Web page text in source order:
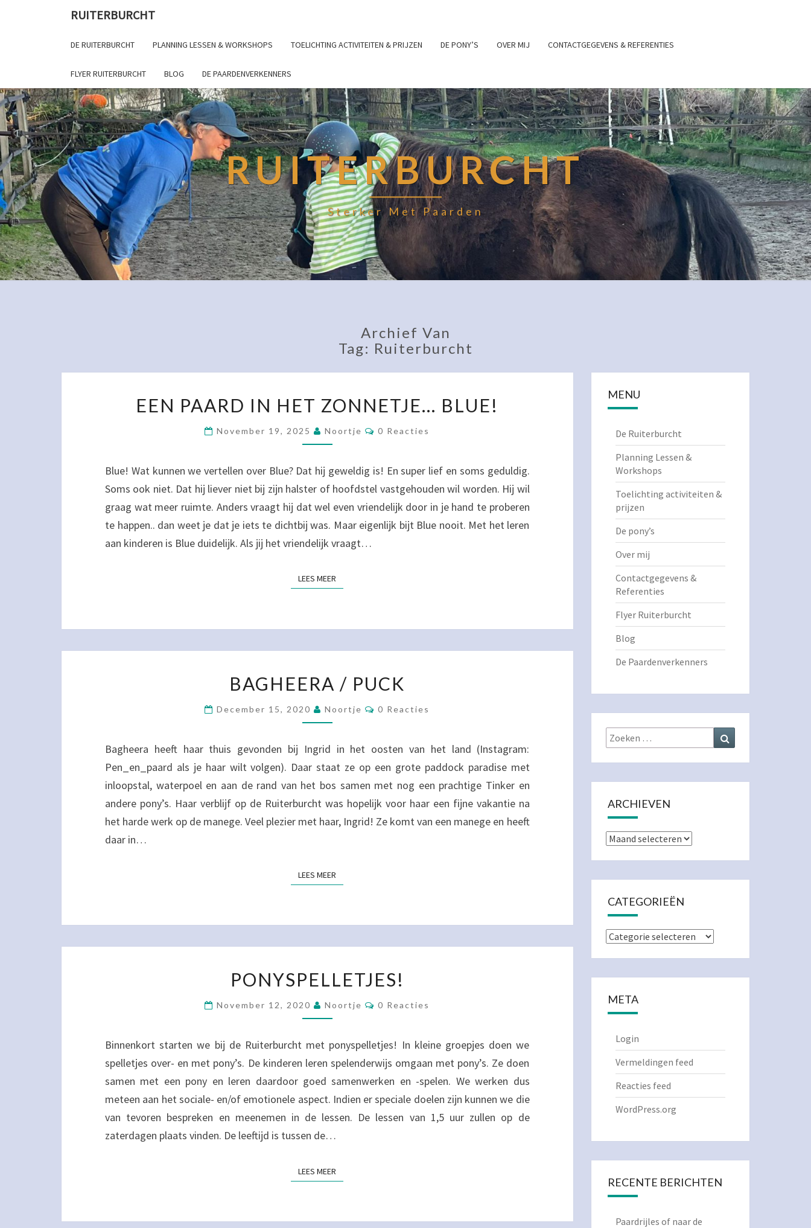
RUITERBURCHT
DE RUITERBURCHT PLANNING LESSEN & WORKSHOPS TOELICHTING ACTIVITEITEN & PRIJZEN DE PONY’S OVER MIJ CONTACTGEGEVENS & REFERENTIES
FLYER RUITERBURCHT BLOG DE PAARDENVERKENNERS
RUITERBURCHT
Sterker Met Paarden
Archief Van
Tag: Ruiterburcht
PAARD
HET
BLUE!
EEN PAARD IN HET ZONNETJE… BLUE!
November 19, 2025 Noortje Reacties
0 Reacties
Blue! Wat kunnen we vertellen over Blue? Dat hij geweldig is! En super lief en soms geduldig.
Soms ook niet. Dat hij liever niet bij zijn halster of hoofdstel vastgehouden wil worden. Hij wil
graag wat meer ruimte. Anders vraagt hij dat wel even vriendelijk door in je hand te proberen
te happen.. dan weet je dat je iets te dichtbij was. Maar eigenlijk bijt Blue nooit. Met het leren
aan kinderen is Blue duidelijk. Als jij het vriendelijk vraagt…
LEES MEER
/
BAGHEERA / PUCK
December 15, 2020 Noortje Reacties
0 Reacties
Bagheera heeft haar thuis gevonden bij Ingrid in het oosten van het land (Instagram:
Pen_en_paard als je haar wilt volgen). Daar staat ze op een grote paddock paradise met
inloopstal, waterpoel en aan de rand van het bos samen met nog een prachtige Tinker en
andere pony’s. Haar verblijf op de Ruiterburcht was hopelijk voor haar een fijne vakantie na
het harde werk op de manege. Veel plezier met haar, Ingrid! Ze komt van een manege en heeft
daar in…
LEES MEER
PONYSPELLETJES!
November 12, 2020 Noortje Reacties
0 Reacties
Binnenkort starten we bij de Ruiterburcht met ponyspelletjes! In kleine groepjes doen we
spelletjes over- en met pony’s. De kinderen leren spelenderwijs omgaan met pony’s. Ze doen
samen met een pony en leren daardoor goed samenwerken en -spelen. We werken dus
meteen aan het sociale- en/of emotionele aspect. Indien er speciale doelen zijn kunnen we die
van tevoren bespreken en meenemen in de lessen. De lessen van 1,5 uur zullen op de
zaterdagen plaats vinden. De leeftijd is tussen de…
LEES MEER
MENU
De Ruiterburcht
Planning Lessen &
Workshops
Toelichting activiteiten &
prijzen
De pony’s
Over mij
Contactgegevens &
Referenties
Flyer Ruiterburcht
Blog
De Paardenverkenners
Zoeken
naar:
ARCHIEVEN
Archieven
CATEGORIEËN
Categorieën
META
Login
Vermeldingen feed
Reacties feed
WordPress.org
RECENTE BERICHTEN
Paardrijles of naar de